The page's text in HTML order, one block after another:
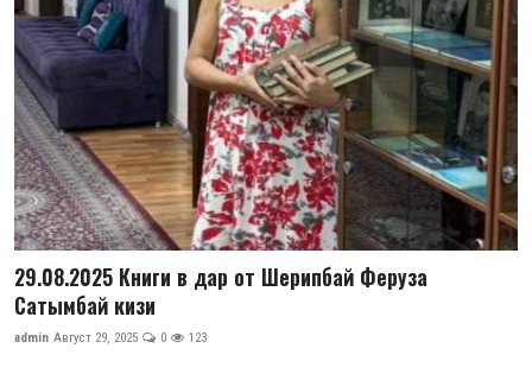
29.08.2025 Книги в дар от Шерипбай Феруза
Сатымбай кизи
admin Август 29, 2025 0 123